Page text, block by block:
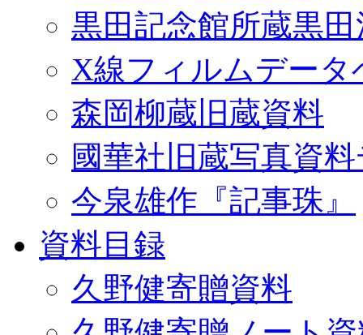
黒田記念館所蔵黒
X線フィルムデータ
森岡柳蔵旧蔵資料
國華社旧蔵写真資
今泉雄作『記事珠』
資料目録
久野健寄贈資料